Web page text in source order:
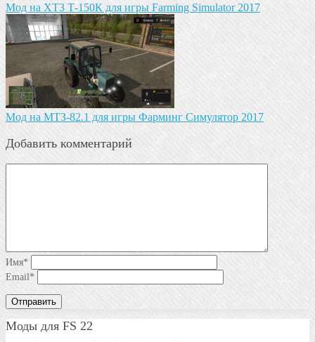
Мод на ХТЗ Т-150К для игры Farming Simulator 2017
Мод на МТЗ-82.1 для игры Фарминг Симулятор 2017
Добавить комментарий
Имя*
Email*
Моды для FS 22